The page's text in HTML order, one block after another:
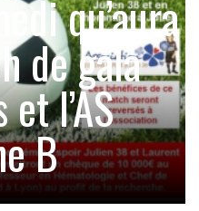
qu’aura
de gala
l’AS
B